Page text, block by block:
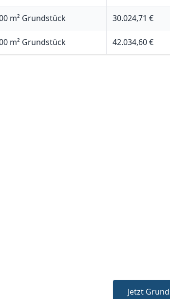
m² Grundstück 30.024,71 €
m² Grundstück 42.034,60 €
Jetzt